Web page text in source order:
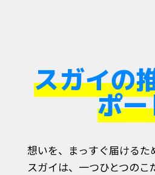
スガイの
ポ
想いを、まっすぐ届けるた
スガイは、一つひとつのこ